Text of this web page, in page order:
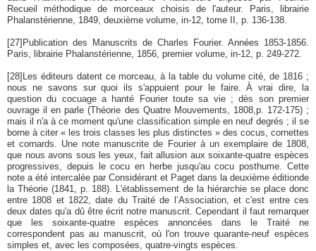
Recueil méthodique de morceaux choisis de l'auteur. Paris, librairie
Phalanstérienne, 1849, deuxième volume, in-12, tome II, p. 136-138.
[27] Publication des Manuscrits de Charles Fourier. Années 1853-1856.
Paris, librairie Phalanstérienne, 1856, premier volume, in-12, p. 249-272.
[28] Les éditeurs datent ce morceau, à la table du volume cité, de 1816 ;
nous ne savons sur quoi ils s'appuient pour le faire. À vrai dire, la
question du cocuage a hanté Fourier toute sa vie ; dès son premier
ouvrage il en parle (Théorie des Quatre Mouvements, 1808,p. 172-175) ;
mais il n'a à ce moment qu'une classification simple en neuf degrés ; il se
borne à citer « les trois classes les plus distinctes » des cocus, cornettes
et cornards. Une note manuscrite de Fourier à un exemplaire de 1808,
que nous avons sous les yeux, fait allusion aux soixante-quatre espèces
progressives, depuis le cocu en herbe jusqu'au cocu posthume. Cette
note a été intercalée par Considérant et Paget dans la deuxième éditionde
la Théorie (1841, p. 188). L'établissement de la hiérarchie se place donc
entre 1808 et 1822, date du Traité de l’Association, et c'est entre ces
deux dates qu'a dû être écrit notre manuscrit. Cependant il faut remarquer
que les soixante-quatre espèces annoncées dans le Traité ne
correspondent pas au manuscrit, où l'on trouve quarante-neuf espèces
simples et, avec les composées, quatre-vingts espèces.